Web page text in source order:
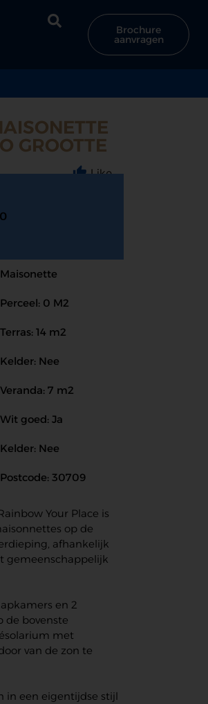
Brochure
aanvragen
GROOTTE
Like
Maisonette
Perceel: 0 M2
Terras: 14 m2
Kelder: Nee
Veranda: 7 m2
Wit goed: Ja
Kelder: Nee
Postcode: 30709
Your Place is
op de
afhankelijk
gemeenschappelijk
en 2
de bovenste
met
van de zon te
in een eigentijdse stijl